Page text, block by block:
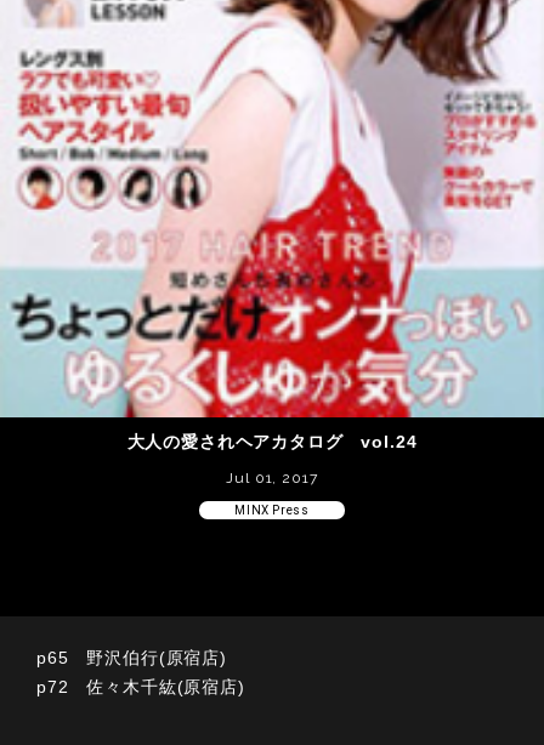
大人の愛されヘアカタログ vol.24
Jul 01, 2017
MINX Press
p65 野沢伯行(原宿店)
p72 佐々木千紘(原宿店)